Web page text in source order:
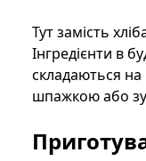
Тут замість
Інгредієнти в
складаються
шпажкою або